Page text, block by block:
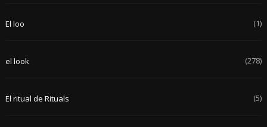
El loo (1)
el look (278)
El ritual de Rituals (5)